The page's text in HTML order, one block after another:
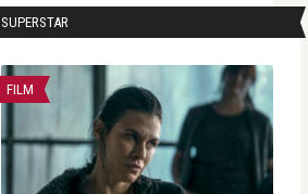
SUPERSTAR
FILM